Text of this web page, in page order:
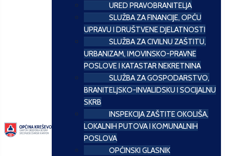
URED PRAVOBRANITELJA
SLUŽBA ZA FINANCIJE, OPĆU
UPRAVU I DRUŠTVENE DJELATNOSTI
SLUŽBA ZA CIVILNU ZAŠTITU,
URBANIZAM, IMOVINSKO-PRAVNE
POSLOVE I KATASTAR NEKRETNINA
SLUŽBA ZA GOSPODARSTVO,
BRANITELJSKO-INVALIDSKU I SOCIJALNU
SKRB
INSPEKCIJA ZAŠTITE OKOLIŠA,
LOKALNIH PUTOVA I KOMUNALNIH
POSLOVA
OPĆINSKI GLASNIK